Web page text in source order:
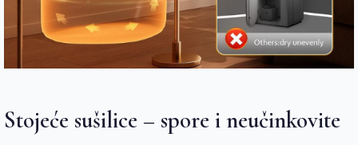
Stojeće sušilice – spore i neučinkovite